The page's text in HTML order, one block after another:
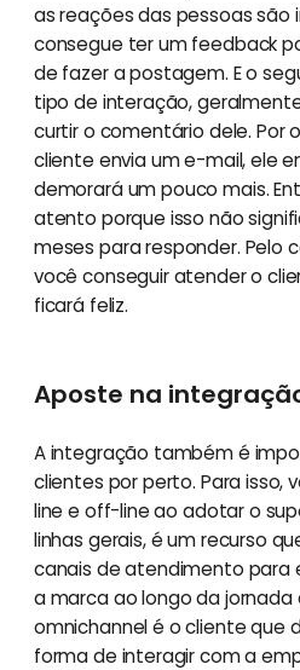
as reações das pessoas são
consegue ter um feedback
de fazer a postagem. E o
tipo de interação,
curtir o comentário dele. Por
cliente envia um e-mail, ele
demorará um pouco mais.
atento porque isso não
meses para responder. Pelo
você conseguir atender o
ficará feliz.
Aposte na
A integração também é
clientes por perto. Para isso,
line e off-line ao adotar o
linhas gerais, é um recurso
canais de atendimento
a marca ao longo da jornada
omnichannel é o cliente que
forma de interagir com a